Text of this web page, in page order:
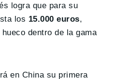
logra que para su
los 15.000 euros,
dentro de la gama
en China su primera